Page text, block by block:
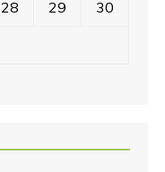
28 29 30